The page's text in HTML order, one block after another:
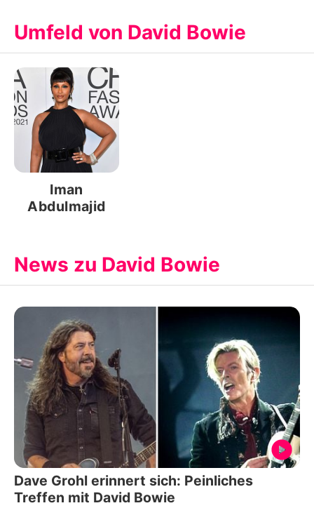
Umfeld von David Bowie
Iman
Abdulmajid
News zu David Bowie
Dave Grohl erinnert sich: Peinliches
Treffen mit David Bowie